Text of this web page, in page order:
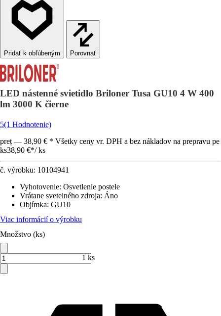
Porovnať
LED nástenné svietidlo Briloner Tusa GU10 4 W 400
lm 3000 K čierne
5(1 Hodnotenie)
preț — 38,90 € * Všetky ceny vr. DPH a bez nákladov na prepravu pe
ks38,90 €*/ ks
č. výrobku: 10104941
Vyhotovenie: Osvetlenie postele
Vrátane svetelného zdroja: Áno
Objímka: GU10
Viac informácií o výrobku
Množstvo (ks)
1 ks